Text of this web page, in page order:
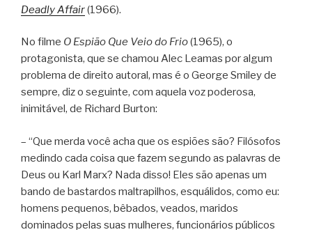
Deadly Affair(1966).
No filme O Espião Que Veio do Frio(1965), o
protagonista, que se chamou Alec Leamas por algum
problema de direito autoral, mas é o George Smiley de
sempre, diz o seguinte, com aquela voz poderosa,
inimitável, de Richard Burton:
– “Que merda você acha que os espiões são? Filósofos
medindo cada coisa que fazem segundo as palavras de
Deus ou Karl Marx? Nada disso! Eles são apenas um
bando de bastardos maltrapilhos, esquálidos, como eu:
homens pequenos, bêbados, veados, maridos
dominados pelas suas mulheres, funcionários públicos